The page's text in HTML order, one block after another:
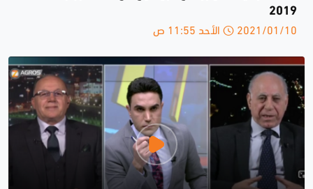
2019
2021/01/10 الأحد 11:55 ص